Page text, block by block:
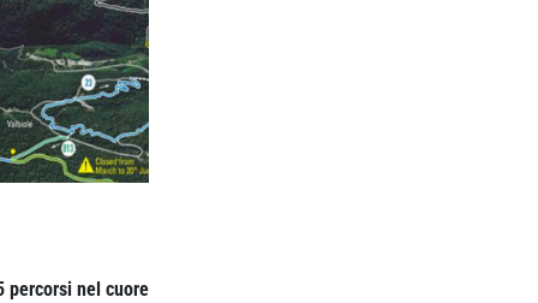
percorsi nel cuore